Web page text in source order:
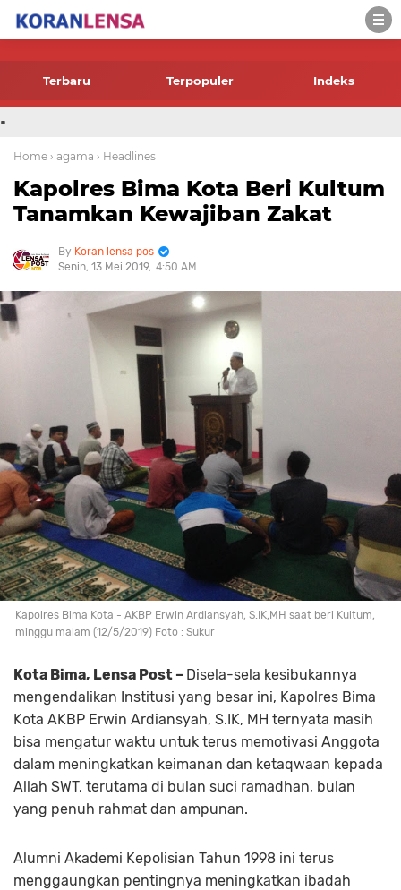
-->
Terbaru Terpopuler Indeks
.
Home › agama › Headlines
Kapolres Bima Kota Beri Kultum
Tanamkan Kewajiban Zakat
Koran lensa pos
Senin, 13 Mei 2019 4:50 AM
Kapolres Bima Kota - AKBP Erwin Ardiansyah, S.IK,MH saat beri Kultum,
minggu malam (12/5/2019) Foto : Sukur
Kota Bima, Lensa Post – Disela-sela kesibukannya
mengendalikan Institusi yang besar ini, Kapolres Bima
Kota AKBP Erwin Ardiansyah, S.IK, MH ternyata masih
bisa mengatur waktu untuk terus memotivasi Anggota
dalam meningkatkan keimanan dan ketaqwaan kepada
Allah SWT, terutama di bulan suci ramadhan, bulan
yang penuh rahmat dan ampunan.
Alumni Akademi Kepolisian Tahun 1998 ini terus
menggaungkan pentingnya meningkatkan ibadah